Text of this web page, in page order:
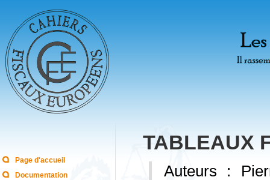
Page d'accueil
Documentation
TABLEAUX
Auteurs :